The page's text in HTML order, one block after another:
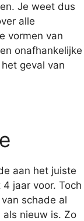
Je weet dus
alle
vormen van
onafhankelijke
geval van
aan het juiste
jaar voor. Toch
schade al
nieuw is. Zo